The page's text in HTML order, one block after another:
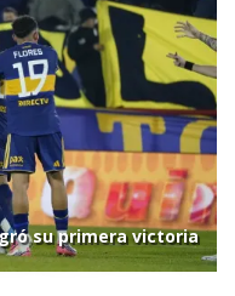
su primera victoria